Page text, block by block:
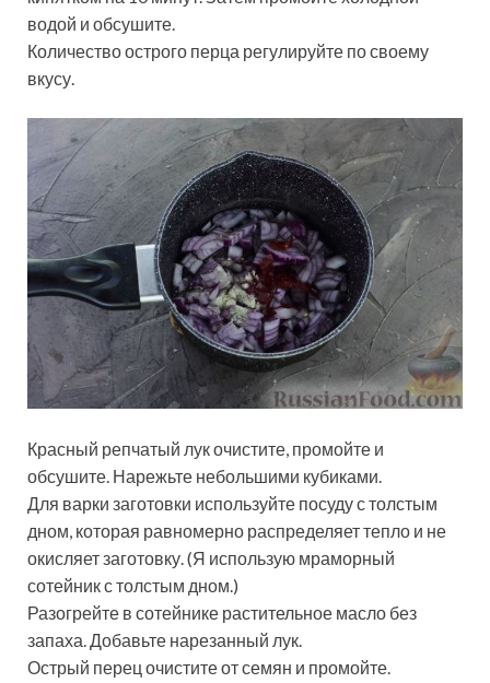
водой и обсушите.
Количество острого перца регулируйте по своему
вкусу.
Красный репчатый лук очистите, промойте и
обсушите. Нарежьте небольшими кубиками.
Для варки заготовки используйте посуду с толстым
дном, которая равномерно распределяет тепло и не
окисляет заготовку. (Я использую мраморный
сотейник с толстым дном.)
Разогрейте в сотейнике растительное масло без
запаха. Добавьте нарезанный лук.
Острый перец очистите от семян и промойте.